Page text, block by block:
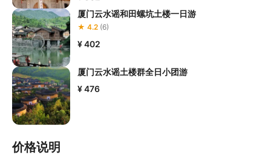
厦门云水谣和田螺坑土楼一日游
★ 4.2 (6)
¥ 402
厦门云水谣土楼群全日小团游
¥ 476
价格说明